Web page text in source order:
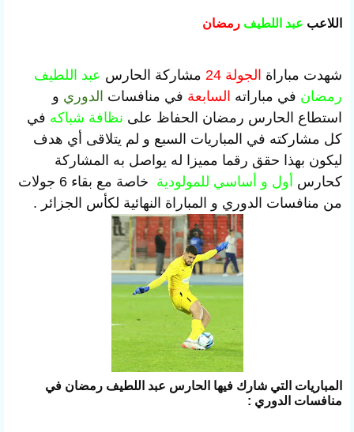
اللاعب عبد اللطيف رمضان
شهدت مباراة الجولة 24 مشاركة الحارس عبد اللطيف
رمضان في مباراته السابعة في منافسات الدوري و
استطاع الحارس رمضان الحفاظ على نظافة شباكه في
كل مشاركته في المباريات السبع و لم يتلاقى أي هدف
ليكون بهذا حقق رقما مميزا له يواصل به المشاركة
كحارس أول و أساسي للمولودية
خاصة مع بقاء 6 جولات
من منافسات الدوري و المباراة النهائية لكأس الجزائر .
المباريات التي شارك فيها الحارس عبد اللطيف رمضان في
منافسات الدوري :